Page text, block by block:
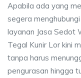
Apabila ada yang
segera
layanan Jasa Sedot
Tegal Kunir Lor kini
tanpa harus
pengurasan hingga